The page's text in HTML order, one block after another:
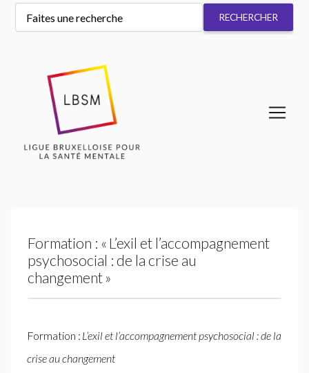
Formation : «L’exil et l’accompagnement
psychosocial : de la crise au
changement»
Formation : L’exil et l’accompagnement psychosocial : de la
crise au changement